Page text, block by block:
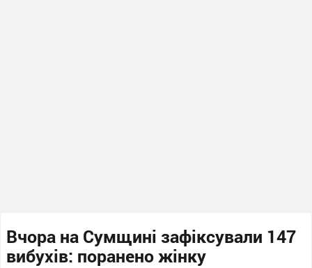
Вчора на Сумщині зафіксували 147
вибухів: поранено жінку